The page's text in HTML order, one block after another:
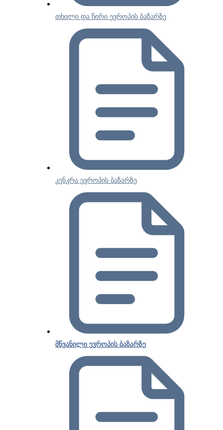
თხილი და ჩირი ევროპის ბაზარზე
კენკრა ევროპის ბაზარზე
მწვანილი ევროპის ბაზარზე